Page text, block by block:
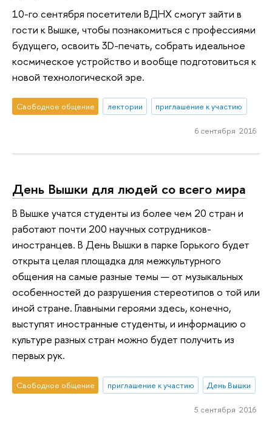
10-го сентября посетители ВДНХ смогут зайти в
гости к Вышке, чтобы познакомиться с профессиями
будущего, освоить 3D-печать, собрать идеальное
космическое устройство и вообще подготовиться к
новой технологической эре.
Свободное общение лектории приглашение к участию
6 сентября 2016
День Вышки для людей со всего мира
В Вышке учатся студенты из более чем 20 стран и
работают почти 200 научных сотрудников-
иностранцев. В День Вышки в парке Горького будет
открыта целая площадка для межкультурного
общения на самые разные темы — от музыкальных
особенностей до разрушения стереотипов о той или
иной стране. Главными героями здесь, конечно,
выступят иностранные студенты, и информацию о
культуре разных стран можно будет получить из
первых рук.
Свободное общение приглашение к участию День Вышки
5 сентября 2016